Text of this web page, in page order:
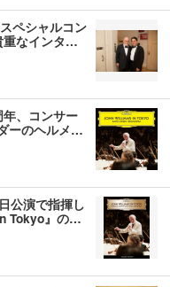
ペシャルコン
重なインタ…
、コンサー
ーのヘルメ…
公演で指揮し
Tokyo』の…